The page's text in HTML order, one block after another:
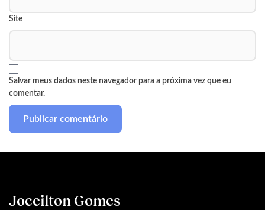
Site
Salvar meus dados neste navegador para a próxima vez que eu
comentar.
Joceilton Gomes